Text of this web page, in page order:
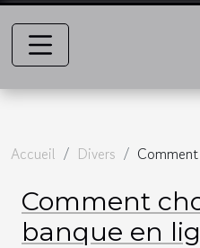
Accueil Divers
Comment
banque en